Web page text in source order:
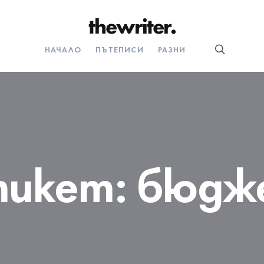
НАЧАЛО ПЪТЕПИСИ РАЗНИ